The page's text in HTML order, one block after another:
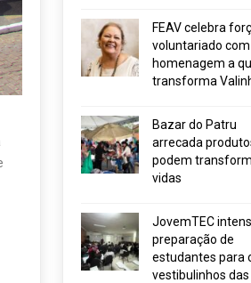
FEAV celebra
voluntariado com
homenagem a
transforma
Bazar do Patru
arrecada
podem
vidas
JovemTEC
preparação de
estudantes para
vestibulinhos das